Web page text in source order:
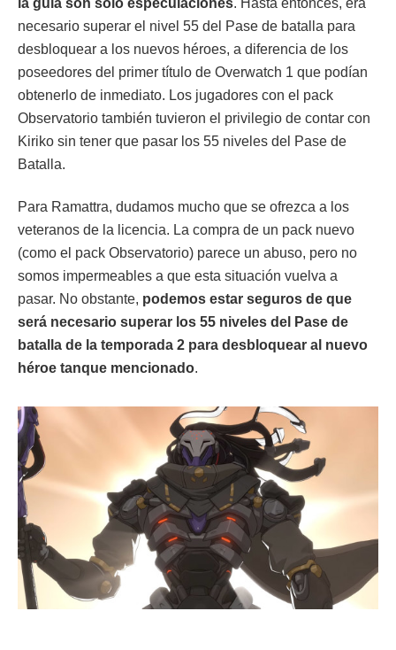
la guía son solo especulaciones. Hasta entonces, era
necesario superar el nivel 55 del Pase de batalla para
desbloquear a los nuevos héroes, a diferencia de los
poseedores del primer título de Overwatch 1 que podían
obtenerlo de inmediato. Los jugadores con el pack
Observatorio también tuvieron el privilegio de contar con
Kiriko sin tener que pasar los 55 niveles del Pase de
Batalla.
Para Ramattra, dudamos mucho que se ofrezca a los
veteranos de la licencia. La compra de un pack nuevo
(como el pack Observatorio) parece un abuso, pero no
somos impermeables a que esta situación vuelva a
pasar. No obstante, podemos estar seguros de que
será necesario superar los 55 niveles del Pase de
batalla de la temporada 2 para desbloquear al nuevo
héroe tanque mencionado.